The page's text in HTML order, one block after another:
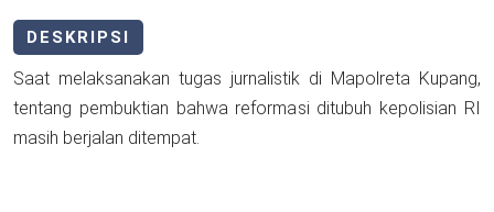
DESKRIPSI
Saat melaksanakan tugas jurnalistik di Mapolreta Kupang,
tentang pembuktian bahwa reformasi ditubuh kepolisian RI
masih berjalan ditempat.